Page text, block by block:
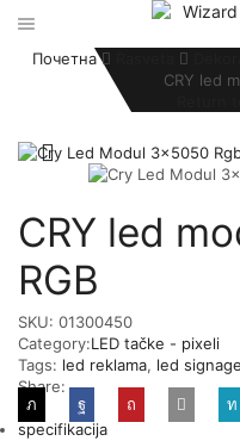
Почетна
CRY led
CRY led
RGB
SKU: 01300450
Category:LED tačke - pixeli
Tags: led reklama, led signage
Share:
specifikacija